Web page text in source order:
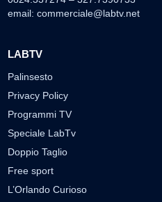
email: commerciale@labtv.net
LABTV
Palinsesto
Privacy Policy
Programmi TV
Speciale LabTv
Doppio Taglio
Free sport
L’Orlando Curioso